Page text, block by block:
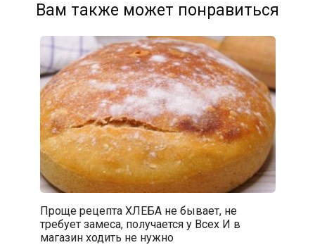
Вам также может понравиться
Проще рецепта ХЛЕБА не бывает, не
требует замеса, получается у Всех И в
магазин ходить не нужно